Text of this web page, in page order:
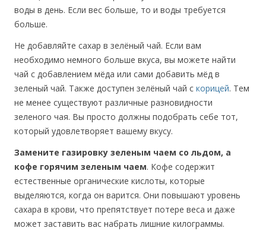
воды в день. Если вес больше, то и воды требуется
больше.
Не добавляйте сахар в зелёный чай. Если вам
необходимо немного больше вкуса, вы можете найти
чай с добавлением мёда или сами добавить мёд в
зеленый чай. Также доступен зелёный чай с корицей. Тем
не менее существуют различные разновидности
зеленого чая. Вы просто должны подобрать себе тот,
который удовлетворяет вашему вкусу.
Замените газировку зеленым чаем со льдом, а
кофе горячим зеленым чаем. Кофе содержит
естественные органические кислоты, которые
выделяются, когда он варится. Они повышают уровень
сахара в крови, что препятствует потере веса и даже
может заставить вас набрать лишние килограммы.